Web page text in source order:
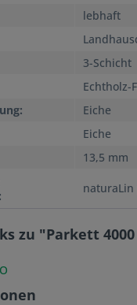
lebhaft
3-Schicht
Echtholz-
Eiche
Eiche
13,5 mm
naturaLin
zu "Parkett 4000